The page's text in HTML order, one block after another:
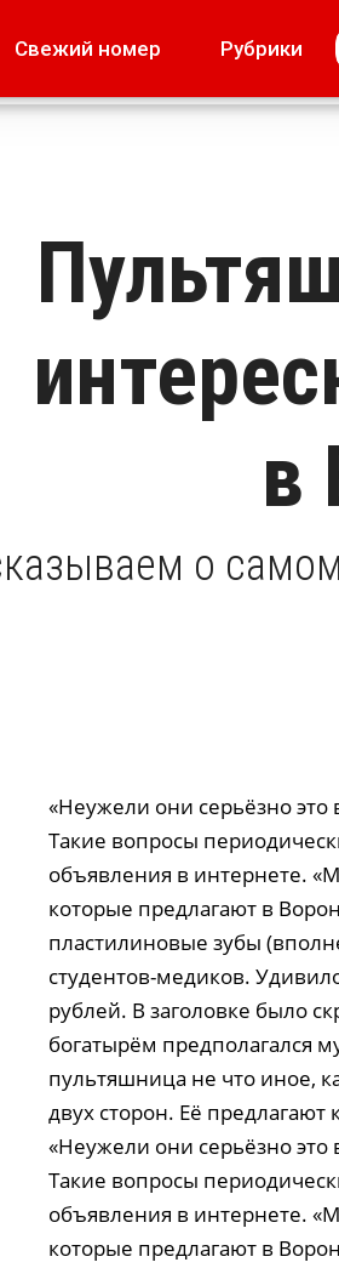
Свежий номер Рубрики
Лето наших читателей
в
о
«Неужели они серьёзно это
Такие вопросы
объявления в интернете.
которые предлагают в
пластилиновые зубы
студентов-медиков.
рублей. В заголовке было
богатырём предполагался
пультяшница не что иное,
двух сторон. Её предлагают
«Неужели они серьёзно это
Такие вопросы
объявления в интернете.
которые предлагают в